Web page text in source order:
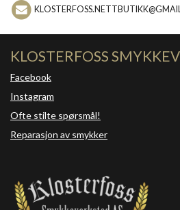
KLOSTERFOSS
Facebook
Instagram
Ofte stilte spørsmål!
Reparasjon av smykker